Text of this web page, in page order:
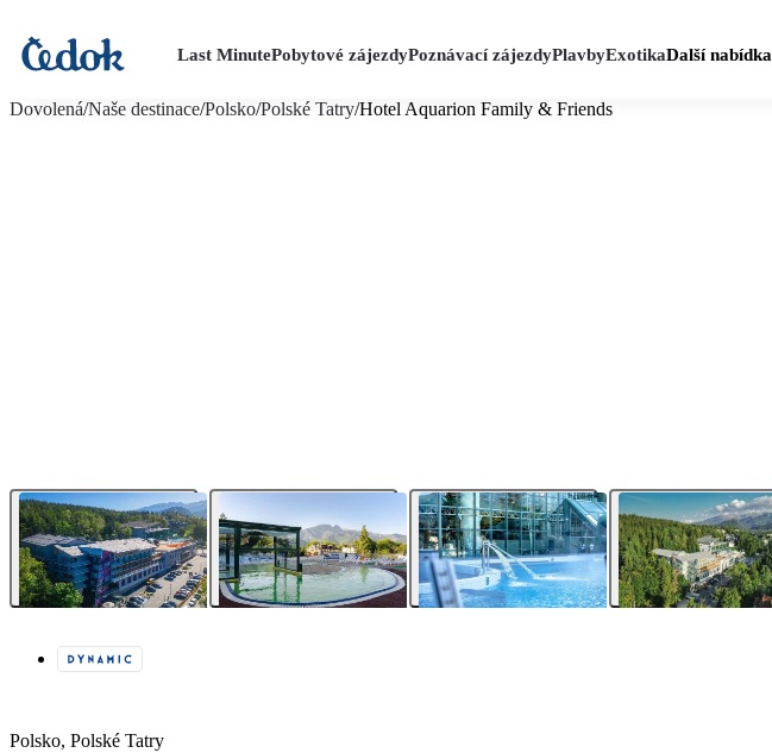
Last MinutePobytové zájezdyPoznávací zájezdyPlavbyExotikaDalší nabídka
Dovolená/Naše destinace/Polsko/Polské Tatry/Hotel Aquarion Family & Friends
Polsko, Polské Tatry